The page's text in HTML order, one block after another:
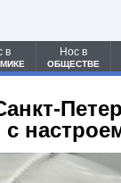
в Нос в
ОБЩЕСТВЕ